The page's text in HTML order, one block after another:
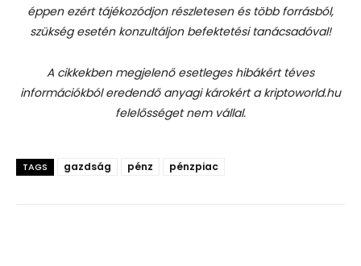
éppen ezért tájékozódjon részletesen és több forrásból,
szükség esetén konzultáljon befektetési tanácsadóval!
A cikkekben megjelenő esetleges hibákért téves
információkból eredendő anyagi károkért a kriptoworld.hu
felelősséget nem vállal.
TAGS gazdság pénz pénzpiac